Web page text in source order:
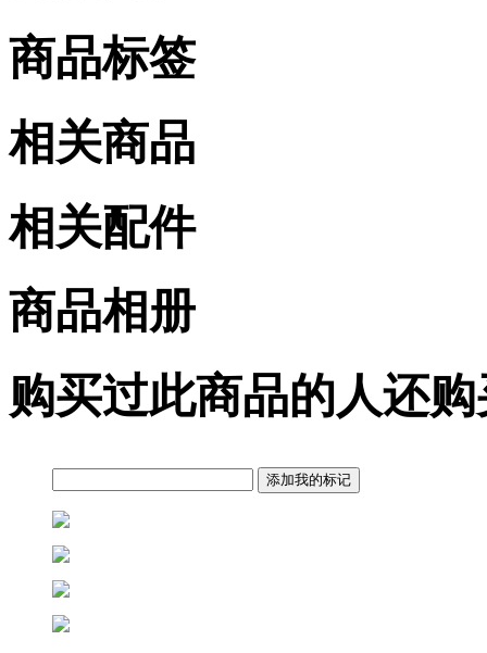
商品标签
相关商品
相关配件
商品相册
购买过此商品的人还